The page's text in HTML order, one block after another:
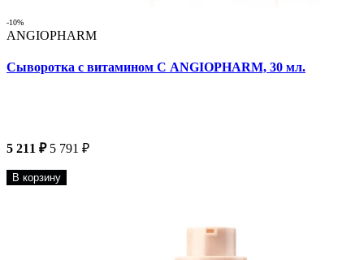
-10%
ANGIOPHARM
Сыворотка с витамином С ANGIOPHARM, 30 мл.
5 211 ₽ 5 791 ₽
В корзину